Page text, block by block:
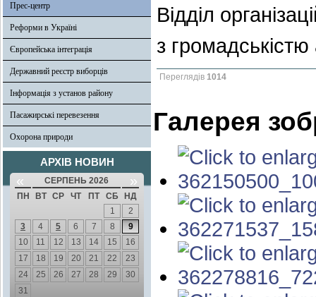
Прес-центр
Реформи в Україні
Європейська інтеграція
Державний реєстр виборців
Інформація з установ району
Пасажирські перевезення
Охорона природи
АРХІВ НОВИН
« СЕРПЕНЬ 2026 »
ПН ВТ СР ЧТ ПТ СБ
НД
1
2
3
4 5 6 7 8
9
10
11 12 13 14 15
16
17
18 19 20 21 22
23
24
25 26 27 28 29
30
31
Відділ
з громадськістю
Переглядів 1014
Галерея